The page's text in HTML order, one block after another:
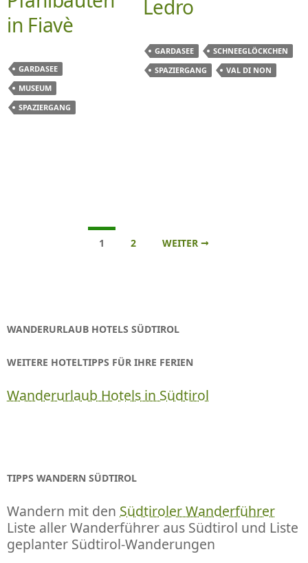
in Fiavè
GARDASEE
MUSEUM
SPAZIERGANG
Ledro
GARDASEE
SCHNEEGLÖCKCHEN
SPAZIERGANG
VAL DI NON
1 2 WEITER →
WANDERURLAUB HOTELS SÜDTIROL
WEITERE HOTELTIPPS FÜR IHRE FERIEN
Wanderurlaub Hotels in Südtirol
TIPPS WANDERN SÜDTIROL
Wandern mit den Südtiroler Wanderführer
Liste aller Wanderführer aus Südtirol und Liste
geplanter Südtirol-Wanderungen